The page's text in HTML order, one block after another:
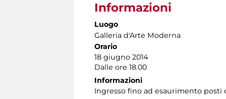
Informazioni
Luogo
Galleria d'Arte Moderna
Orario
18 giugno 2014
Dalle ore 18.00
Informazioni
Ingresso fino ad esaurimento